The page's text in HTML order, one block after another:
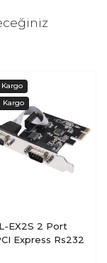
EX2S 2 Port
Express Rs232